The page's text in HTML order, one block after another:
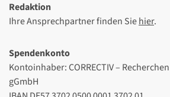
Redaktion
Ihre Ansprechpartner finden Siehier.
Spendenkonto
Kontoinhaber: CORRECTIV –
gGmbH